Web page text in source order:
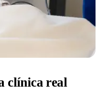
clínica real